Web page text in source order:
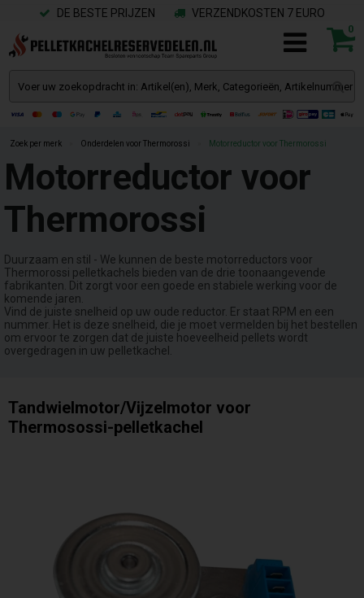
DE BESTE PRIJZEN VERZENDKOSTEN 7 EURO
0
Zoek per merk Onderdelen voor Thermorossi Motorreductor voor Thermorossi
Motorreductor voor
Thermorossi
Duurzaam en stil - We kunnen de beste motorreductors voor
Thermorossi pelletkachels bieden van de drie toonaangevende
fabrikanten. Dit zorgt voor een goede en stabiele werking voor de
komende jaren.
Vind de juiste snelheid op uw oude reductor. Er staat RPM en een
nummer. Het is deze snelheid, die je moet vermelden bij het bestellen
om ervoor te zorgen dat de juiste hoeveelheid pellets wordt
overgedragen in uw pelletkachel.
Tandwielmotor/Vijzelmotor voor
Thermosossi-pelletkachel